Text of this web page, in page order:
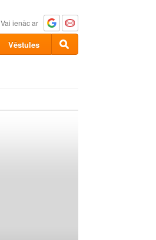
Vai ienāc ar
Vēstules